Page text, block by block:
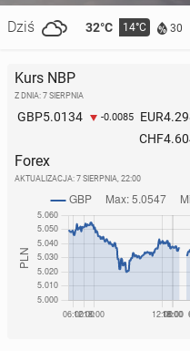
Dziś 32°C 14°C 30
Kurs NBP
Z DNIA: 7 SIERPNIA
GBP5.0134 -0.0085 EUR
CHF
Forex
AKTUALIZACJA: 7 SIERPNIA, 22:00